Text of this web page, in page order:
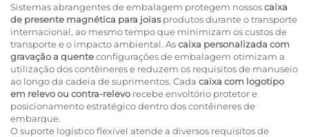
Sistemas abrangentes de embalagem protegem nossoscaixa
de presente magnética para joiasprodutos durante o transporte
internacional, ao mesmo tempo que minimizam os custos de
transporte e o impacto ambiental. Ascaixa personalizada com
gravação a quenteconfigurações de embalagem otimizam a
utilização dos contêineres e reduzem os requisitos de manuseio
ao longo da cadeia de suprimentos. Cada caixa com logotipo
em relevo ou contra-relevo recebe envoltório protetor e
posicionamento estratégico dentro dos contêineres de
embarque.
O suporte logístico flexível atende a diversos requisitos de